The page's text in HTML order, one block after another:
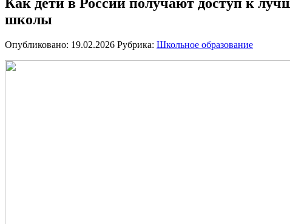
школы
Опубликовано: 19.02.2026 Рубрика: Школьное образование